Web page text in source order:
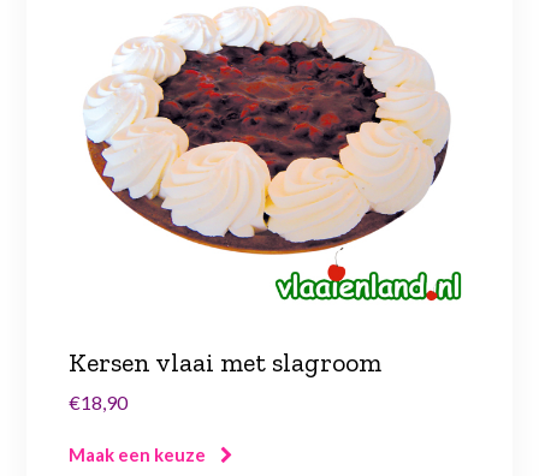
Kersen vlaai met slagroom
€18,90
Maak een keuze